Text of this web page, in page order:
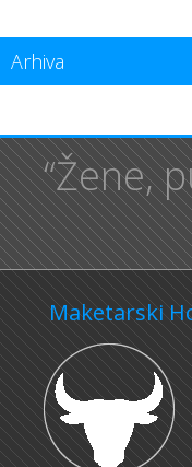
Arhiva
“Žene,
Maketarski